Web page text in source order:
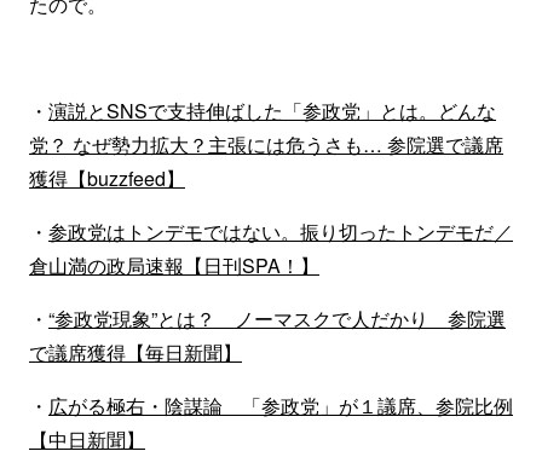
・ 演説とSNSで支持伸ばした「参政党」とは。どんな
党？ なぜ勢力拡大？主張には危うさも… 参院選で議席
獲得【buzzfeed】
・ 参政党はトンデモではない。振り切ったトンデモだ／
倉山満の政局速報【日刊SPA！】
・ “参政党現象”とは？ ノーマスクで人だかり 参院選
で議席獲得【毎日新聞】
・ 広がる極右・陰謀論 「参政党」が１議席、参院比例
【中日新聞】